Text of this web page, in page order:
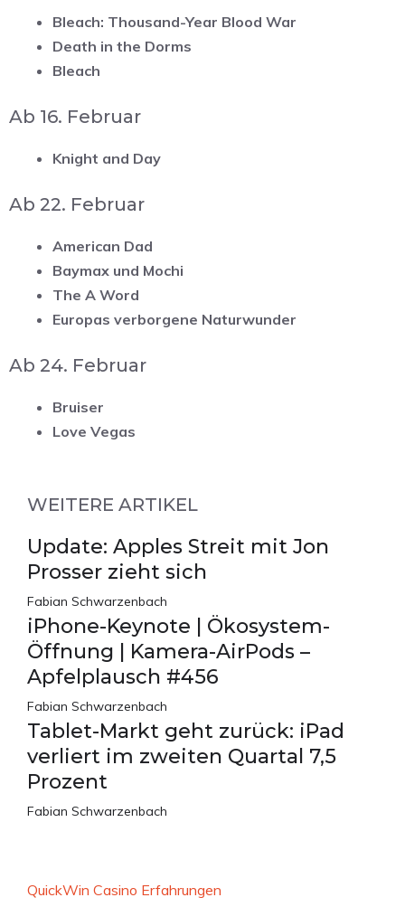
Bleach: Thousand-Year Blood War
Death in the Dorms
Bleach
Ab 16. Februar
Knight and Day
Ab 22. Februar
American Dad
Baymax und Mochi
The A Word
Europas verborgene Naturwunder
Ab 24. Februar
Bruiser
Love Vegas
WEITERE ARTIKEL
Update: Apples Streit mit Jon
Prosser zieht sich
Fabian Schwarzenbach
iPhone-Keynote | Ökosystem-
Öffnung | Kamera-AirPods –
Apfelplausch #456
Fabian Schwarzenbach
Tablet-Markt geht zurück: iPad
verliert im zweiten Quartal 7,5
Prozent
Fabian Schwarzenbach
QuickWin Casino Erfahrungen